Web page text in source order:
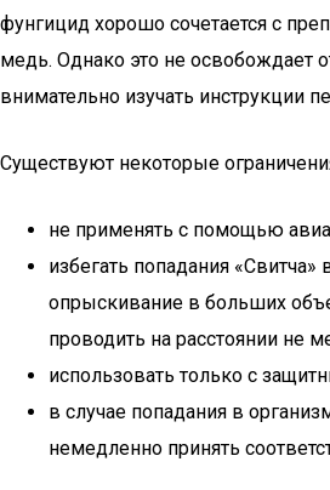
фунгицид хорошо сочетается с
медь. Однако это не освобождает
внимательно изучать инструкции
Существуют некоторые
не применять с помощью
избегать попадания
опрыскивание в больших
проводить на расстоянии не
использовать только с
в случае попадания в
немедленно принять